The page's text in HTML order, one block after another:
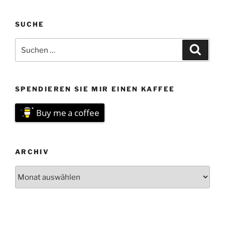
SUCHE
nach:
SPENDIEREN SIE MIR EINEN KAFFEE
Buy me a coffee
ARCHIV